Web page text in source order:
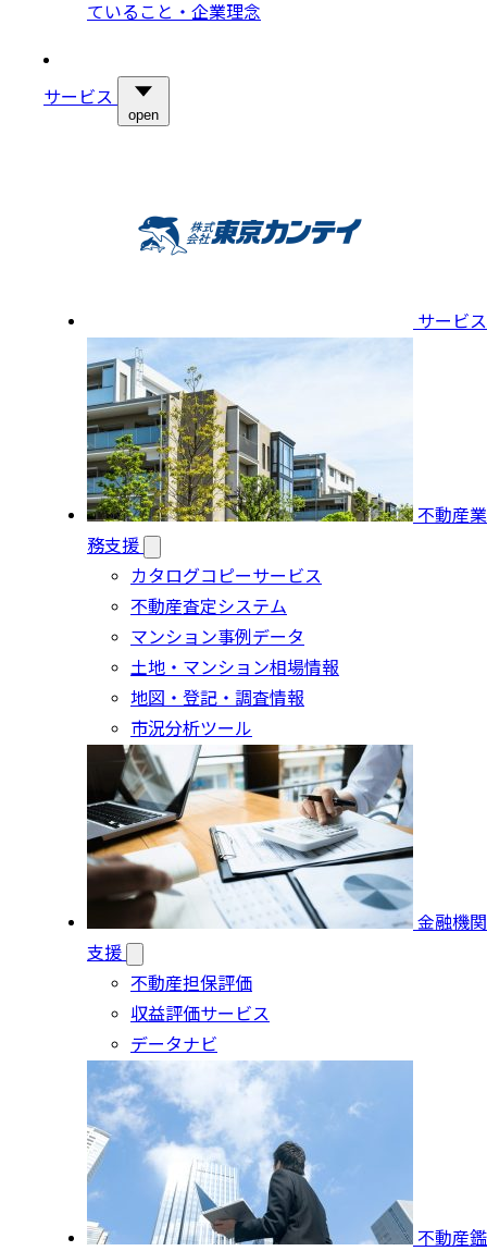
ていること・企業理念
サービス
open
サービス
不動産業
務支援
カタログコピーサービス
不動産査定システム
マンション事例データ
土地・マンション相場情報
地図・登記・調査情報
市況分析ツール
金融機関
支援
不動産担保評価
収益評価サービス
データナビ
不動産鑑